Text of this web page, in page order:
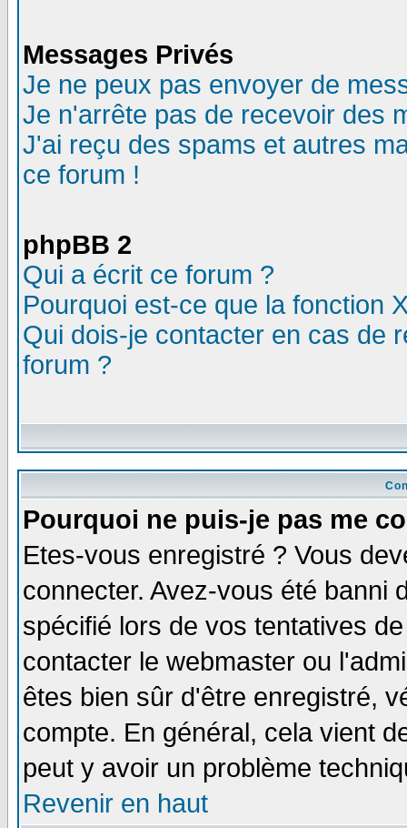
Messages Privés
Je ne peux pas envoyer de
Je n'arrête pas de recevoir des
J'ai reçu des spams et autres
ce forum !
phpBB 2
Qui a écrit ce forum ?
Pourquoi est-ce que la fonction
Qui dois-je contacter en cas de
forum ?
Pourquoi ne puis-je pas me
Etes-vous enregistré ? Vous
connecter. Avez-vous été banni
spécifié lors de vos tentatives
contacter le webmaster ou
êtes bien sûr d'être enregistré,
compte. En général, cela vient
peut y avoir un problème
Revenir en haut